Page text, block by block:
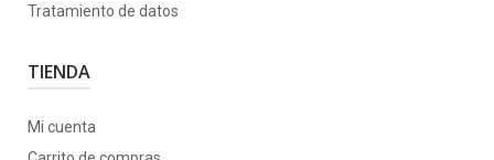
Tratamiento de datos
TIENDA
Mi cuenta